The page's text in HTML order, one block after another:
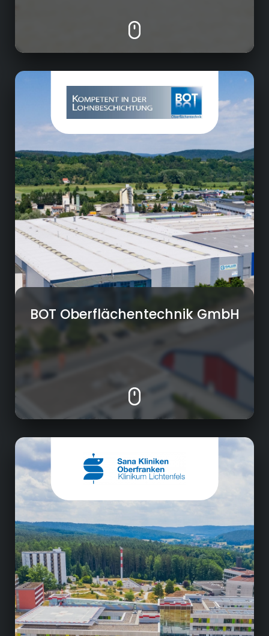
Korrosionsschutz / Oberflächenveredelung
• Beratung / Beschichtungsmuster
• Zinkphosphatieren
• Kathodische Tauchlakierung
• Pulverbeschichtung
• OR6000
BOT Oberflächentechnik GmbH
• 12 Hauptabteilungen und 1 Belegabteilung
• 1 Zentrale Notaufnahme
• 4 Operationssäle
• Ambulante und stationäre Versorgung der
Patienten